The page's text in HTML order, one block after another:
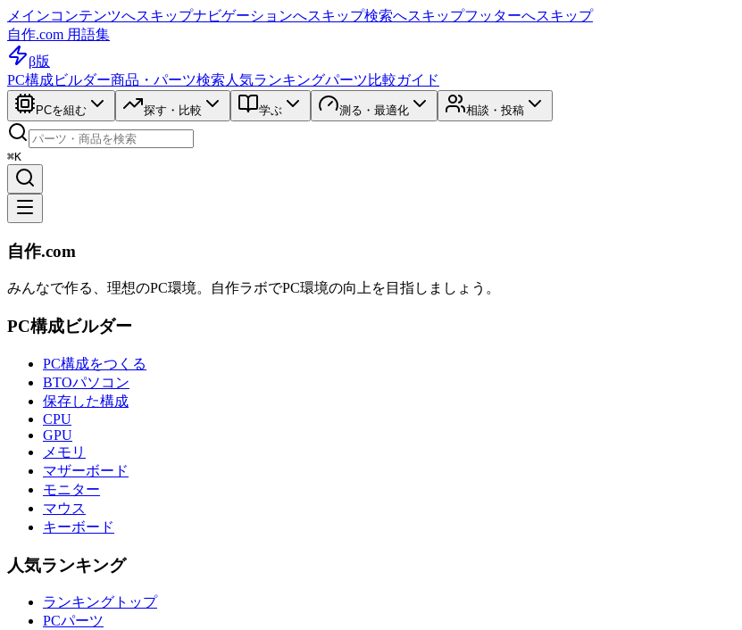
メインコンテンツへスキップナビゲーションへスキップ検索へスキップフッターへスキップ
自作.com 用語集
β版
PC構成ビルダー商品・パーツ検索 人気ランキングパーツ比較ガイド
PCを組む 探す・比較 学ぶ 測る・最適化 相談・投稿
⌘K
自作.com
みんなで作る、理想のPC環境。 自作ラボでPC環境の向上を目指しましょう。
PC構成ビルダー
PC構成をつくる
BTOパソコン
保存した構成
CPU
GPU
メモリ
マザーボード
モニター
マウス
キーボード
人気ランキング
ランキングトップ
PCパーツ